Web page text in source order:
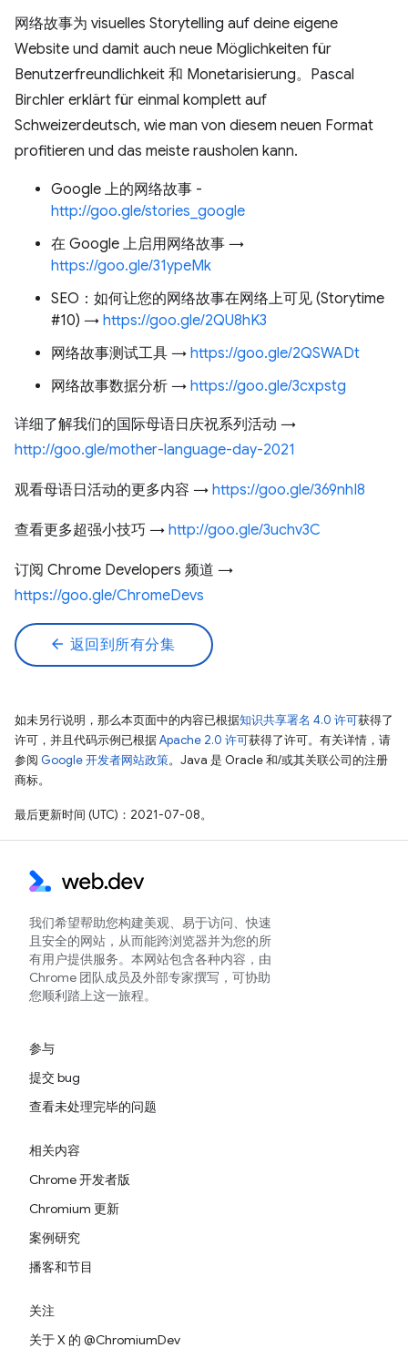
网络故事为 visuelles Storytelling auf deine eigene
Website und damit auch neue Möglichkeiten für
Benutzerfreundlichkeit 和 Monetarisierung。Pascal
Birchler erklärt für einmal komplett auf
Schweizerdeutsch, wie man von diesem neuen Format
profitieren und das meiste rausholen kann.
Google 上的网络故事 -
http://goo.gle/stories_google
在 Google 上启用网络故事 →
https://goo.gle/31ypeMk
SEO：如何让您的网络故事在网络上可见 (Storytime
#10) → https://goo.gle/2QU8hK3
网络故事测试工具 → https://goo.gle/2QSWADt
网络故事数据分析 → https://goo.gle/3cxpstg
详细了解我们的国际母语日庆祝系列活动 →
http://goo.gle/mother-language-day-2021
观看母语日活动的更多内容 → https://goo.gle/369nhI8
查看更多超强小技巧 → http://goo.gle/3uchv3C
订阅 Chrome Developers 频道 →
https://goo.gle/ChromeDevs
arrow_back 返回到所有分集
如未另行说明，那么本页面中的内容已根据知识共享署名 4.0 许可获得了
许可，并且代码示例已根据Apache 2.0 许可获得了许可。有关详情，请
参阅 Google 开发者网站政策。Java 是 Oracle 和/或其关联公司的注册
商标。
最后更新时间 (UTC)：2021-07-08。
我们希望帮助您构建美观、易于访问、快速
且安全的网站，从而能跨浏览器并为您的所
有用户提供服务。本网站包含各种内容，由
Chrome 团队成员及外部专家撰写，可协助
您顺利踏上这一旅程。
参与
提交 bug
查看未处理完毕的问题
相关内容
Chrome 开发者版
Chromium 更新
案例研究
播客和节目
关注
关于 X 的 @ChromiumDev